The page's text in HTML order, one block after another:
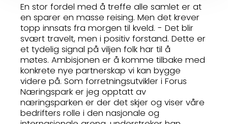
En stor fordel med å treffe alle samlet er at
en sparer en masse reising. Men det krever
topp innsats fra morgen til kveld. - Det blir
svært travelt, men i positiv forstand. Dette er
et tydelig signal på viljen folk har til å
møtes. Ambisjonen er å komme tilbake med
konkrete nye partnerskap vi kan bygge
videre på. Som forretningsutvikler i Forus
Næringspark er jeg opptatt av
næringsparken er der det skjer og viser våre
bedrifters rolle i den nasjonale og